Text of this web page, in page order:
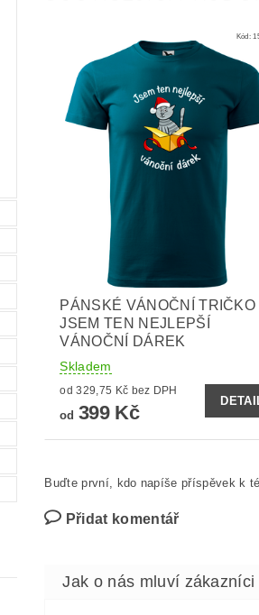
Kód:
PÁNSKÉ VÁNOČNÍ TRIČKO
JSEM TEN NEJLEPŠÍ
VÁNOČNÍ DÁREK
Skladem
od 329,75 Kč bez DPH
od 399 Kč
Buďte první, kdo napíše příspěvek k
Přidat komentář